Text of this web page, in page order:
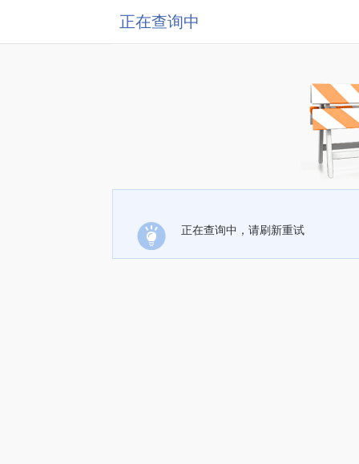
正在查询中
正在查询中，请刷新重试